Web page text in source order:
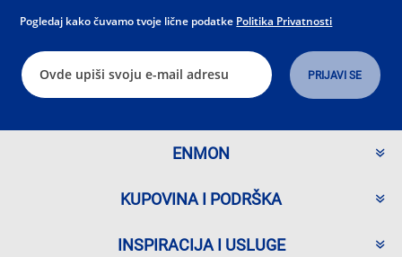
Pogledaj kako čuvamo tvoje lične podatke Politika Privatnosti
ENMON
KUPOVINA I PODRŠKA
INSPIRACIJA I USLUGE